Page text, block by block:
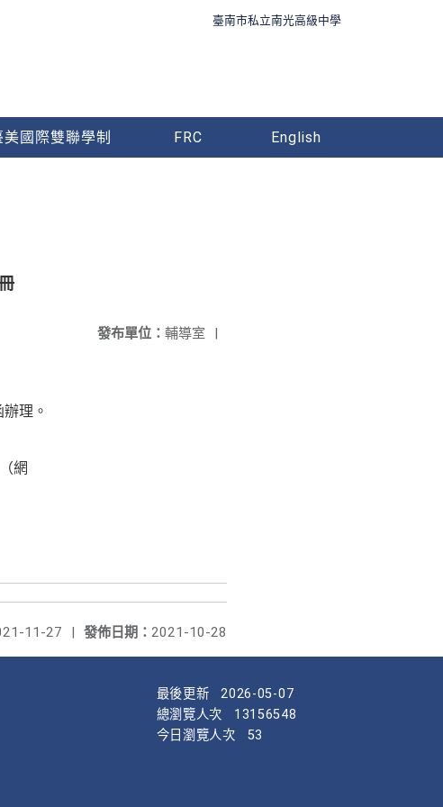
臺南市私立南光高級中學
美國際雙聯學制 FRC English
發布單位： 輔導室 |
理。
網
發佈日期： 2021-10-28
11-27 |
最後更新
2026-05-07
總瀏覽人次
13156548
今日瀏覽人次
53